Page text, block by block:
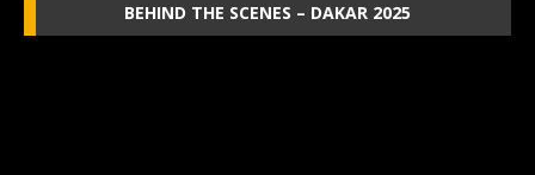
BEHIND THE SCENES – DAKAR 2025